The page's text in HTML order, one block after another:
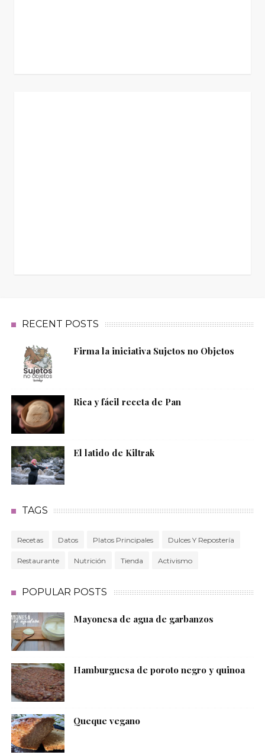
RECENT POSTS
Firma la iniciativa Sujetos no Objetos
Rica y fácil receta de Pan
El latido de Kiltrak
TAGS
Recetas Datos Platos Principales Dulces Y Repostería
Restaurante Nutrición Tienda Activismo
POPULAR POSTS
Mayonesa de agua de garbanzos
Hamburguesa de poroto negro y quinoa
Queque vegano